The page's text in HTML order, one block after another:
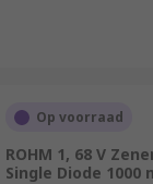
Op voorraad
ROHM 1, 68 V
Single Diode 1000